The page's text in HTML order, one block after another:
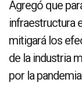
Agregó que
infraestructura
mitigará los
de la industria
por la